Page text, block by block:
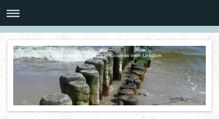
"Sonnenfeeling" Ostseeferienwohnung in Koserow Insel Usedom